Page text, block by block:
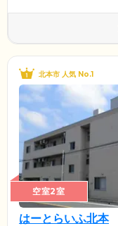
北本市 人気 No.1
空室2室
はーとらいふ北本